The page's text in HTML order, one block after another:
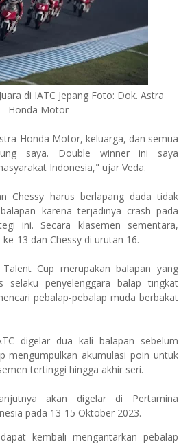
di IATC Jepang Foto: Dok. Astra
Honda Motor
Honda Motor, keluarga, dan semua
saya. Double winner ini saya
Indonesia," ujar Veda.
Chessy harus berlapang dada tidak
karena terjadinya crash pada
ini. Secara klasemen sementara,
13 dan Chessy di urutan 16.
Cup merupakan balapan yang
selaku penyelenggara balap tingkat
pebalap-pebalap muda berbakat
digelar dua kali balapan sebelum
mengumpulkan akumulasi poin untuk
tertinggi hingga akhir seri.
akan digelar di Pertamina
pada 13-15 Oktober 2023.
kembali mengantarkan pebalap